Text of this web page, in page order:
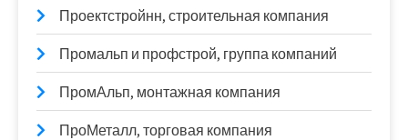
Проектстройнн, строительная компания
Промальп и профстрой, группа компаний
ПромАльп, монтажная компания
ПроМеталл, торговая компания